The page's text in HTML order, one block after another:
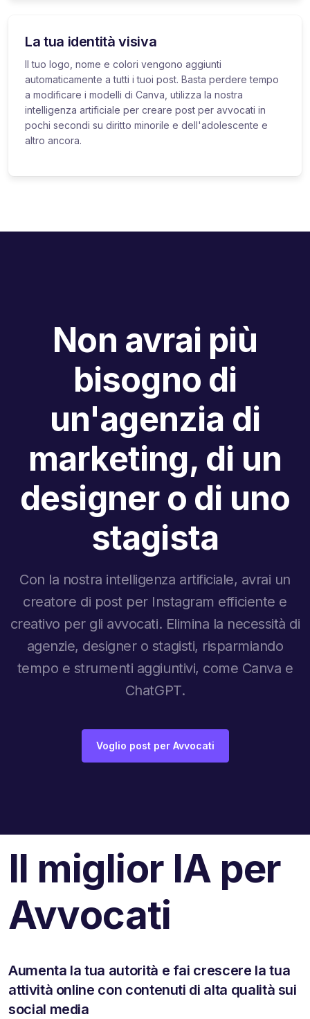
La tua identità visiva
Il tuo logo, nome e colori vengono aggiunti
automaticamente a tutti i tuoi post. Basta perdere tempo
a modificare i modelli di Canva, utilizza la nostra
intelligenza artificiale per creare post per avvocati in
pochi secondi su diritto minorile e dell'adolescente e
altro ancora.
Non avrai più
bisogno di
un'agenzia di
marketing, di un
designer o di uno
stagista
Con la nostra intelligenza artificiale, avrai un
creatore di post per Instagram efficiente e
creativo per gli avvocati. Elimina la necessità di
agenzie, designer o stagisti, risparmiando
tempo e strumenti aggiuntivi, come Canva e
ChatGPT.
Voglio post per Avvocati
Il miglior IA per
Avvocati
Aumenta la tua autorità e fai crescere la tua
attività online con contenuti di alta qualità sui
social media